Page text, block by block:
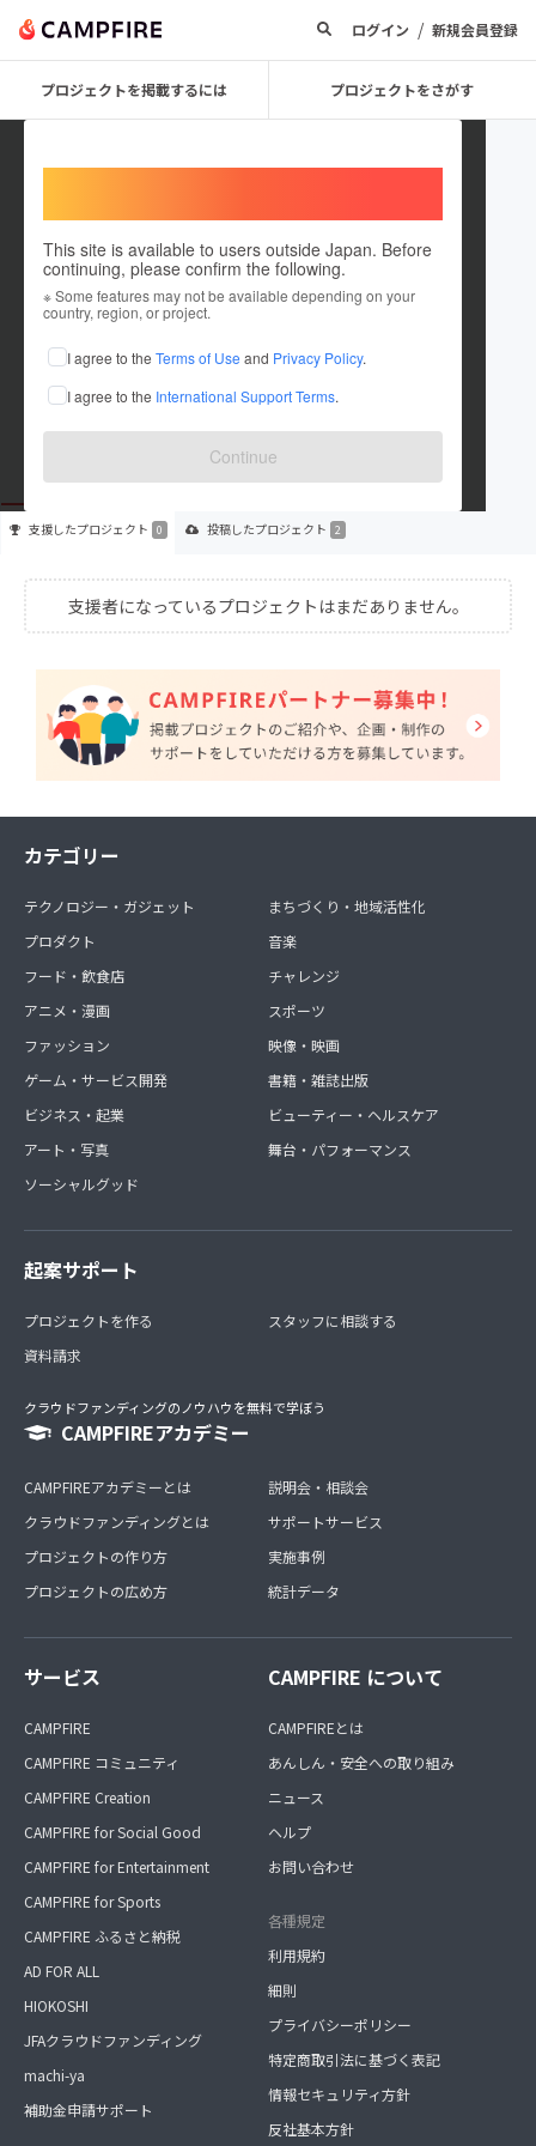
ログイン / 新規会員登録
プロジェクトを掲載するには プロジェクトをさがす
This site is available to users outside Japan. Before
continuing, please confirm the following.
※ Some features may not be available depending on your
country, region, or project.
I agree to the Terms of Use and Privacy Policy.
I agree to the International Support Terms.
Continue
mama18
これまでに2件のプロジェクトを投稿しています
在住国：日本 現在地：奈良県
出身国：未設定
支援したプロジェクト 0 投稿したプロジェクト 2
支援者になっているプロジェクトはまだありません。
カテゴリー
テクノロジー・ガジェット
プロダクト
フード・飲食店
アニメ・漫画
ファッション
ゲーム・サービス開発
ビジネス・起業
アート・写真
ソーシャルグッド
まちづくり・地域活性化
音楽
チャレンジ
スポーツ
映像・映画
書籍・雑誌出版
ビューティー・ヘルスケア
舞台・パフォーマンス
起案サポート
プロジェクトを作る
資料請求
スタッフに相談する
クラウドファンディングのノウハウを無料で学ぼう
CAMPFIREアカデミー
CAMPFIREアカデミーとは
クラウドファンディングとは
プロジェクトの作り方
プロジェクトの広め方
説明会・相談会
サポートサービス
実施事例
統計データ
サービス
CAMPFIRE
CAMPFIRE コミュニティ
CAMPFIRE Creation
CAMPFIRE for Social Good
CAMPFIRE for Entertainment
CAMPFIRE for Sports
CAMPFIRE ふるさと納税
AD FOR ALL
HIOKOSHI
JFAクラウドファンディング
machi-ya
補助金申請サポート
CAMPFIRE について
CAMPFIREとは
あんしん・安全への取り組み
ニュース
ヘルプ
お問い合わせ
各種規定
利用規約
細則
プライバシーポリシー
特定商取引法に基づく表記
情報セキュリティ方針
反社基本方針